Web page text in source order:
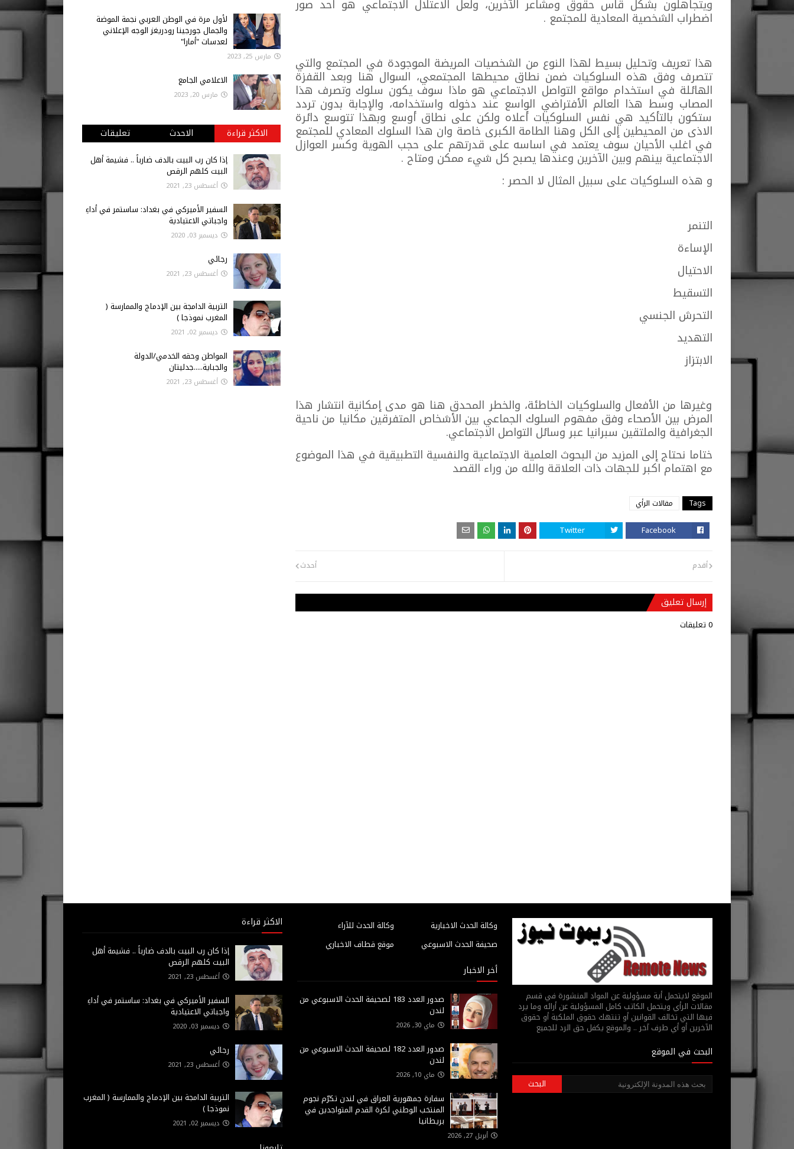
ويتجاهلون بشكل قاس حقوق ومشاعر الآخرين، ولعل الاعتلال الاجتماعي هو احد صور
اضطراب الشخصية المعادية للمجتمع .
هذا تعريف وتحليل بسيط لهذا النوع من الشخصيات المريضة الموجودة في المجتمع والتي
تتصرف وفق هذه السلوكيات ضمن نطاق محيطها المجتمعي، السوال هنا وبعد القفزة
الهائلة في استخدام مواقع التواصل الاجتماعي هو ماذا سوف يكون سلوك وتصرف هذا
المصاب وسط هذا العالم الأفتراضي الواسع عند دخوله واستخدامه، والإجابة بدون تردد
ستكون بالتأكيد هي نفس السلوكيات أعلاه ولكن على نطاق أوسع وبهذا تتوسع دائرة
الاذى من المحيطين إلى الكل وهنا الطامة الكبرى خاصة وان هذا السلوك المعادي للمجتمع
في اغلب الأحيان سوف يعتمد في اساسه على قدرتهم على حجب الهوية وكسر العوازل
الاجتماعية بينهم وبين الآخرين وعندها يصبح كل شيء ممكن ومتاح .
و هذه السلوكيات على سبيل المثال لا الحصر :
التنمر
الإساءة
الاحتيال
التسقيط
التحرش الجنسي
التهديد
الابتزاز
وغيرها من الأفعال والسلوكيات الخاطئة، والخطر المحدق هنا هو مدى إمكانية انتشار هذا
المرض بين الأصحاء وفق مفهوم السلوك الجماعي بين الأشخاص المتفرقين مكانيا من ناحية
الجغرافية والملتقين سبرانيا عبر وسائل التواصل الاجتماعي.
ختاما نحتاج إلى المزيد من البحوث العلمية الاجتماعية والنفسية التطبيقية في هذا الموضوع
مع اهتمام اكبر للجهات ذات العلاقة والله من وراء القصد
Tags مقالات الرأي
Facebook
Twitter
أحدث أقدم
إرسال تعليق
0 تعليقات
لأول مرة في الوطن العربي نجمة الموضة
والجمال جورجينا رودريغز الوجه الإعلاني
لعدسات "أمارا"
مارس 25, 2023
الاعلامي الجامع
مارس 20, 2023
الاكثر قراءة الاحدث تعليقات
إذا كان رب البيت بالدف ضارباً .. فشيمة أهل
البيت كلهم الرقص
أغسطس 23, 2021
السفير الأميركي في بغداد: ساستمر في أداءِ
واجباتي الاعتيادية
ديسمبر 03, 2020
رجائي
أغسطس 23, 2021
التربية الدامجة بين الإدماج والممارسة (
المغرب نموذجا )
ديسمبر 02, 2021
المواطن وحقه الخدمي/الدولة
والجباية.....جدليتان
أغسطس 23, 2021
الموقع لايتحمل أية مسؤولية عن المواد المنشورة في قسم
مقالات الرأي ويتحمل الكاتب كامل المسؤولية عن أرائه وما يرد
فيها التي تخالف القوانين أو تنتهك حقوق الملكية أو حقوق
الآخرين أو أي طرف آخر .. والموقع يكفل حق الرد للجميع
البحث في الموقع
وكالة الحدث للآراء
وكالة الحدث الاخبارية
موقع قطاف الاخباري
صحيفة الحدث الاسبوعي
أخر الاخبار
صدور العدد 183 لصحيفة الحدث الاسبوعي من
لندن
ماي 30, 2026
صدور العدد 182 لصحيفة الحدث الاسبوعي من
لندن
ماي 10, 2026
سفارة جمهورية العراق في لندن تكرّم نجوم
المنتخب الوطني لكرة القدم المتواجدين في
بريطانيا
أبريل 27, 2026
الاكثر قراءة
إذا كان رب البيت بالدف ضارباً .. فشيمة أهل
البيت كلهم الرقص
أغسطس 23, 2021
السفير الأميركي في بغداد: ساستمر في أداءِ
واجباتي الاعتيادية
ديسمبر 03, 2020
رجائي
أغسطس 23, 2021
التربية الدامجة بين الإدماج والممارسة ( المغرب
نموذجا )
ديسمبر 02, 2021